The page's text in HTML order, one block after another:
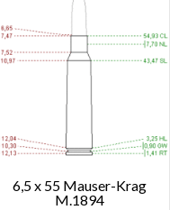
6,5 x 55 Mauser-Krag
M.1894